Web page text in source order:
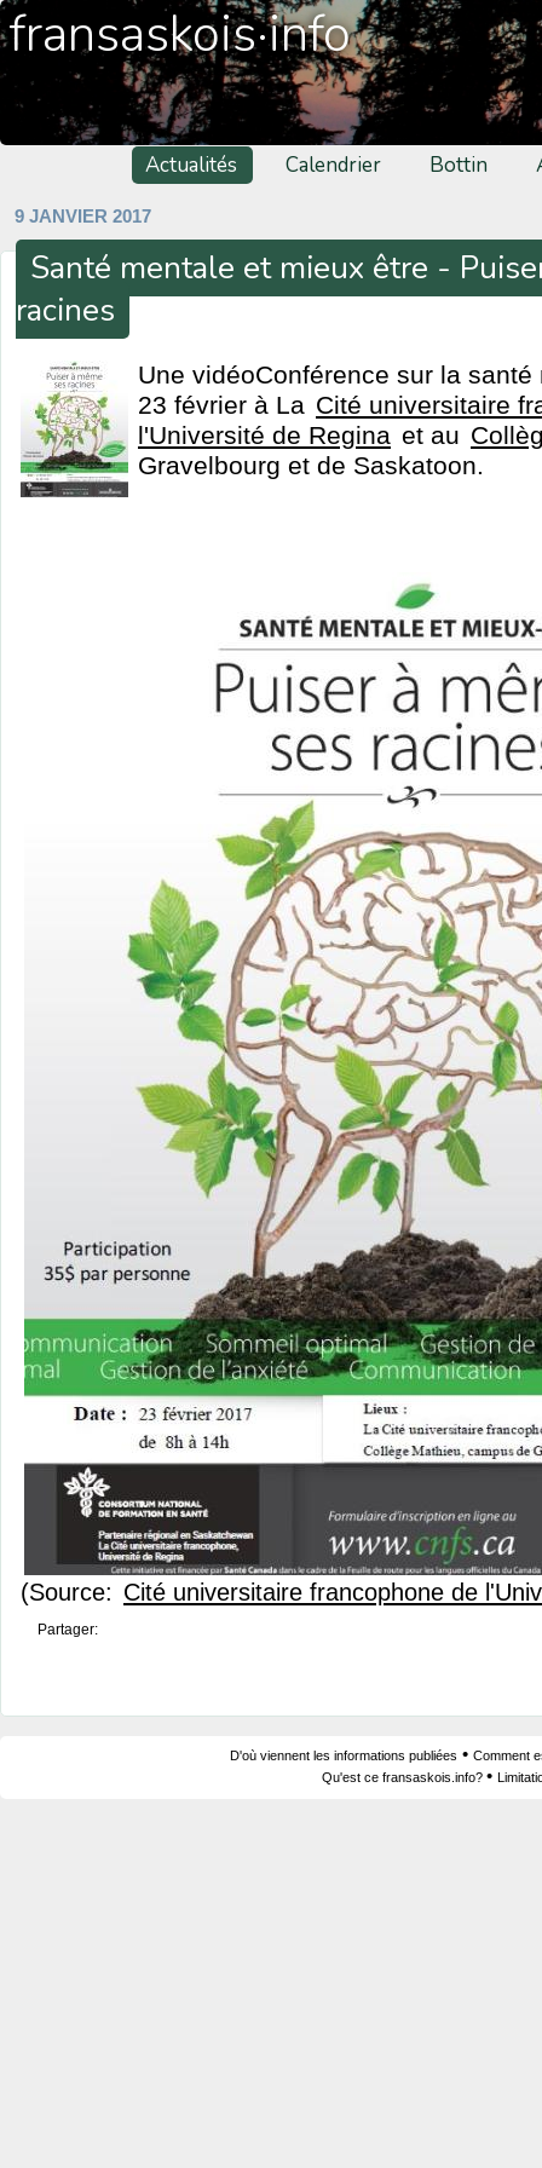
fransaskois·info
Actualités Calendrier Bottin
9 JANVIER 2017
Santé mentale et mieux être -
racines
Une vidéoConférence sur la
23 février à La Cité universitaire
l'Université de Regina et au
Gravelbourg et de Saskatoon.
(Source: Cité universitaire francophone de
Partager:
D'où viennent les informations publiées • Comment
Qu'est ce fransaskois.info? •